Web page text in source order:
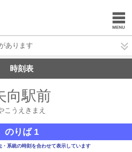
あります
時刻表
向駅前
こうえきまえ
のりば 1
系統の時刻を合わせて表示しています